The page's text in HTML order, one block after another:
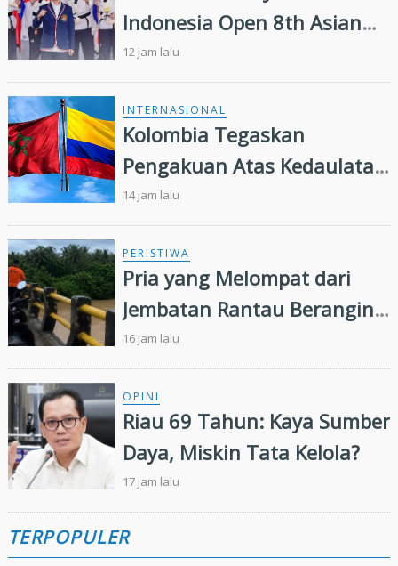
Indonesia Open 8th Asian
Taekwondo Indonesia Open
Championships 2026
12 jam lalu
INTERNASIONAL
Kolombia Tegaskan
Pengakuan Atas Kedaulatan
Maroko di Wilayah Sahara,
Presiden IMSB Beri Apresiasi
14 jam lalu
PERISTIWA
Pria yang Melompat dari
Jembatan Rantau Berangin
Belum Ditemukan,
Pencarian Diperluas 13
Kilometer
16 jam lalu
OPINI
Riau 69 Tahun: Kaya Sumber
Daya, Miskin Tata Kelola?
17 jam lalu
TERPOPULER